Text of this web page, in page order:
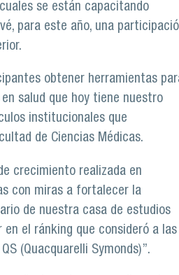
se están capacitando
para este año, una
obtener herramientas
salud que hoy tiene nuestro
institucionales que
de Ciencias Médicas.
crecimiento realizada en
con miras a fortalecer la
de nuestra casa de estudios
el ránking que consideró a las
(Quacquarelli Symonds)”.